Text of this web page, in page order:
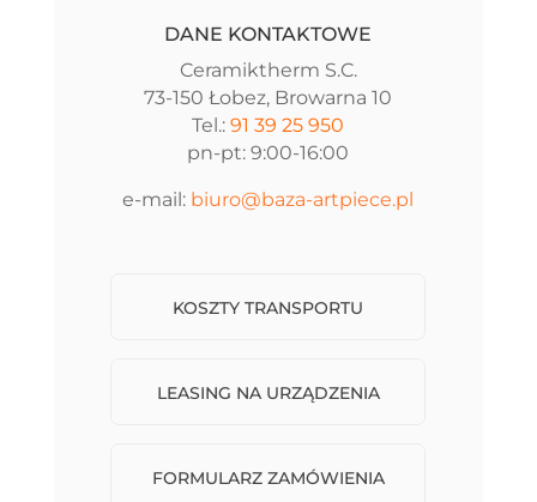
DANE KONTAKTOWE
Ceramiktherm S.C.
73-150 Łobez, Browarna 10
Tel.:91 39 25 950
pn-pt: 9:00-16:00
e-mail: biuro@baza-artpiece.pl
KOSZTY TRANSPORTU
LEASING NA URZĄDZENIA
FORMULARZ ZAMÓWIENIA